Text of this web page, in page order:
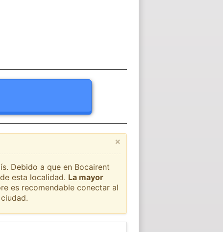
×
Debido a que en Bocairent
esta localidad. La mayor
es recomendable conectar al